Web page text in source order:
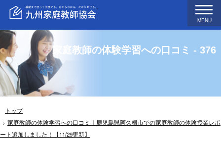
MENU
家庭教師の体験学習への口コミ - 376
トップ
家庭教師の体験学習への口コミ｜鹿児島県阿久根市での家庭教師の体験授業レポ
ート追加しました！【11/29更新】